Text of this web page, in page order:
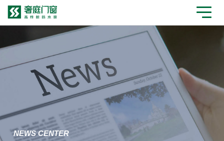
NEWS CENTER